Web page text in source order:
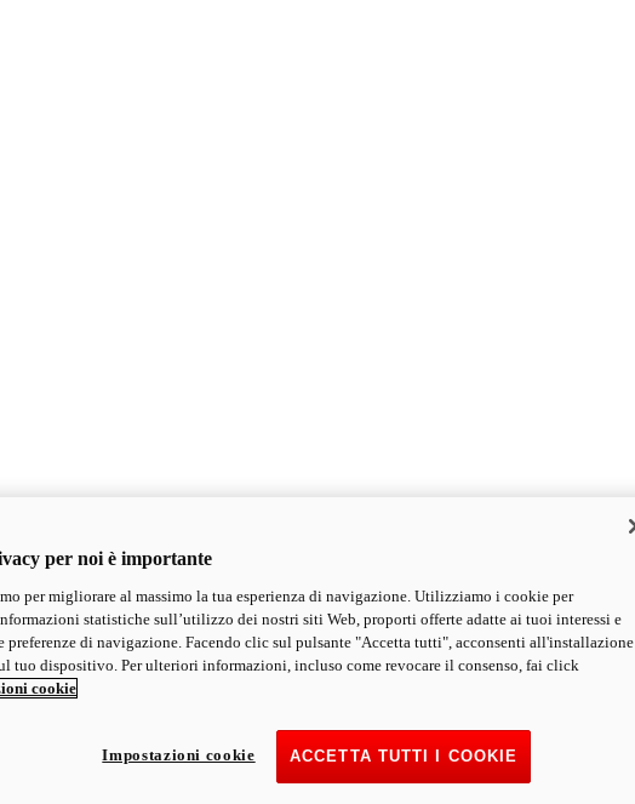
per noi è importante
per migliorare al massimo la tua esperienza di navigazione. Utilizziamo i cookie per
statistiche sull’utilizzo dei nostri siti Web, proporti offerte adatte ai tuoi interessi e
preferenze di navigazione. Facendo clic sul pulsante "Accetta tutti", acconsenti all'installazione
tuo dispositivo. Per ulteriori informazioni, incluso come revocare il consenso, fai click
cookie
ACCETTA TUTTI I COOKIE
Impostazioni cookie